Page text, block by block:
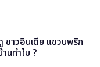
ชาวอินเดีย แขวนพริก
นทำไม ?